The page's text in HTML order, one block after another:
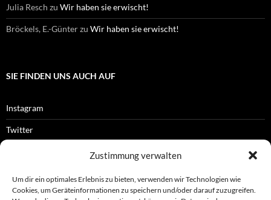
Zustimmung verwalten
Um dir ein optimales Erlebnis zu bieten, verwenden wir Technologien wie
Cookies, um Geräteinformationen zu speichern und/oder darauf zuzugreifen.
Julia Resch zu Wir haben sie erwischt!
Bröckels, E.-Günterzu Wir haben sie erwischt!
SIE FINDEN UNS AUCH AUF
Instagram
Twitter